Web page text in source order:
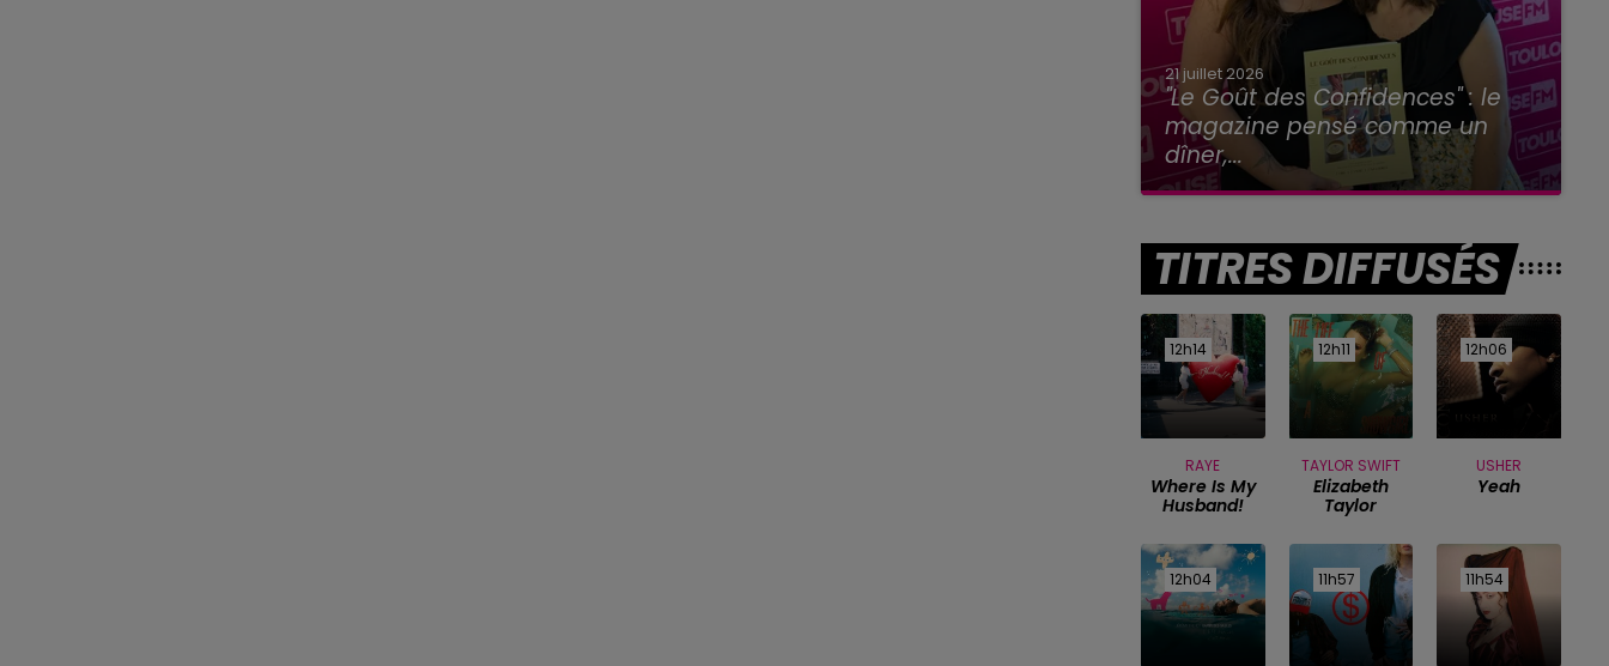
21 juillet 2026
"Le Goût des Confidences" : le
magazine pensé comme un
dîner,...
TITRES DIFFUSÉS
12h14
12h14
RAYE
Where Is My
Husband!
12h11
12h11
TAYLOR SWIFT
Elizabeth
Taylor
12h06
12h06
USHER
Yeah
12h04
12h04 11h57
11h57 11h54
11h54